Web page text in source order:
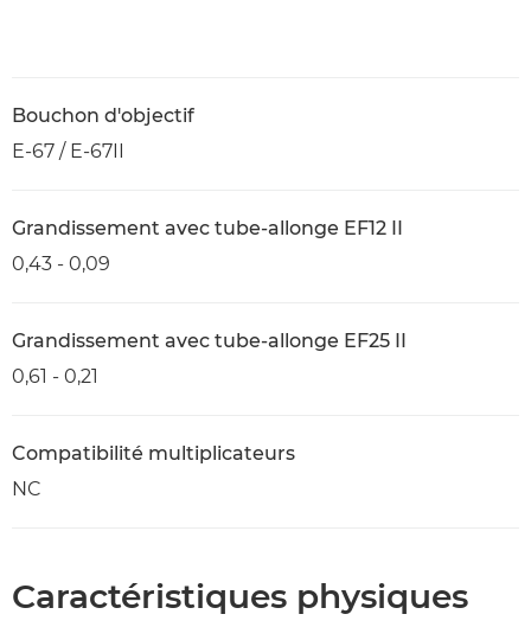
Bouchon d'objectif
E-67 / E-67II
Grandissement avec tube-allonge EF12 II
0,43 - 0,09
Grandissement avec tube-allonge EF25 II
0,61 - 0,21
Compatibilité multiplicateurs
NC
Caractéristiques physiques